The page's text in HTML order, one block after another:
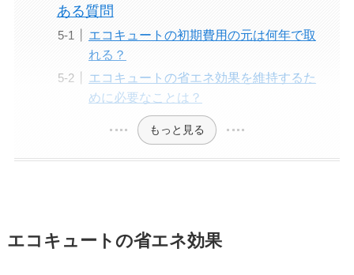
ある質問
エコキュートの初期費用の元は何年で取
れる？
エコキュートの省エネ効果を維持するた
めに必要なことは？
もっと見る
エコキュートの省エネ効果